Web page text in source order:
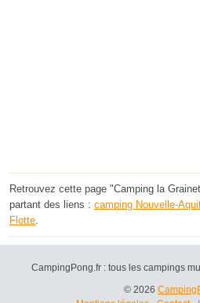
Retrouvez cette page "Camping la
partant des liens : camping Nouvelle-
Flotte.
CampingPong.fr : tous les campings
© 2026